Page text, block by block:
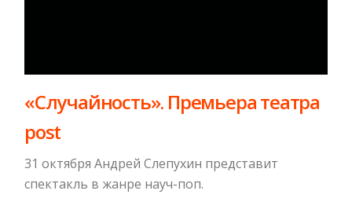
«Случайность». Премьера театра
post
31 октября Андрей Слепухин представит
спектакль в жанре науч-поп.